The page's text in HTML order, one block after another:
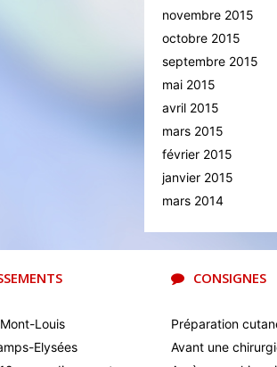
novembre 2015
octobre 2015
septembre 2015
mai 2015
avril 2015
mars 2015
février 2015
janvier 2015
mars 2014
Louis
Elysées
CONSIGNES
Préparation
Avant une